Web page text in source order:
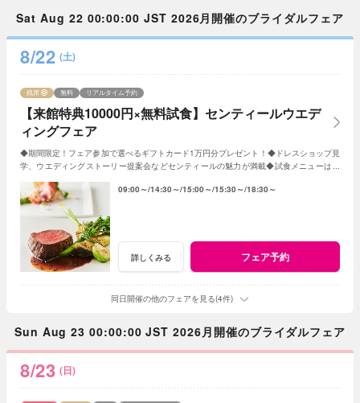
Sat Aug 22 00:00:00 JST 2026月開催のブライダルフェア
8/22 (土)
【来館特典10000円×無料試食】センティールウエデ
ィングフェア
残席 無料 リアルタイム予約
◆期間限定！フェア参加で選べるギフトカード1万円分プレゼント！◆ドレスショップ見
学、ウエディングストーリー提案会などセンティールの魅力が満載◆試食メニューはデ
09:00～ 14:30～ 15:00～ 15:30～ 18:30～
詳しくみる フェア予約
同日開催の他のフェアを見る(4件)
Sun Aug 23 00:00:00 JST 2026月開催のブライダルフェア
8/23 (日)